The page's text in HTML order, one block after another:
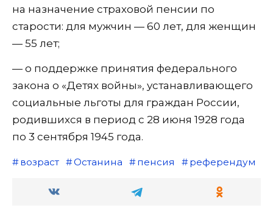
на назначение страховой пенсии по
старости: для мужчин — 60 лет, для женщин
— 55 лет;
— о поддержке принятия федерального
закона о «Детях войны», устанавливающего
социальные льготы для граждан России,
родившихся в период с 28 июня 1928 года
по 3 сентября 1945 года.
возраст Останина пенсия референдум